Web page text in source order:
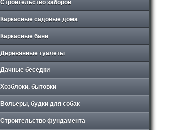
Строительство заборов
Каркасные садовые дома
Каркасные бани
Деревянные туалеты
Дачные беседки
Хозблоки, бытовки
Вольеры, будки для собак
Строительство фундамента